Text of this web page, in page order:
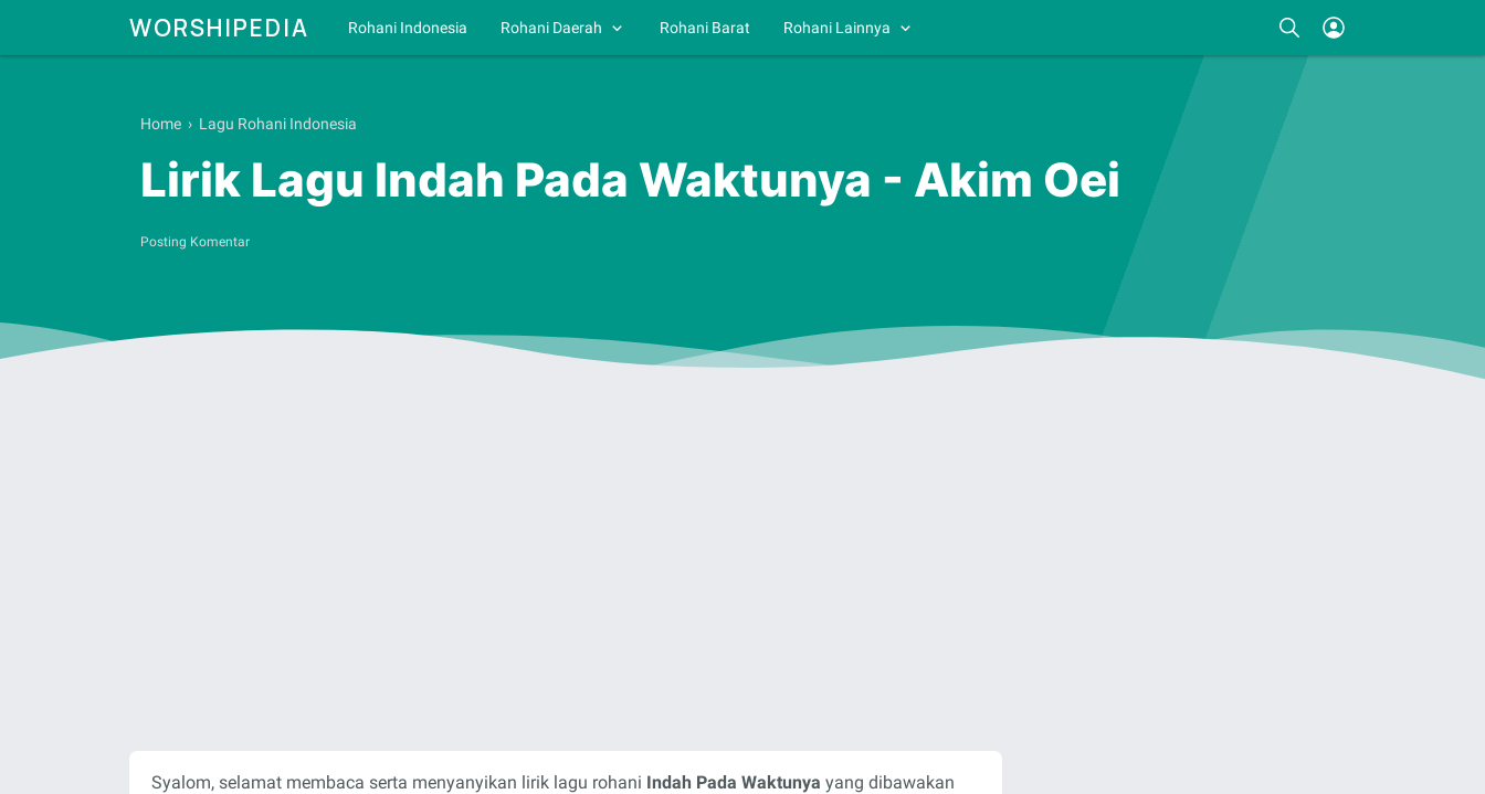
WORSHIPEDIA Rohani Indonesia Rohani Daerah Rohani Barat Rohani Lainnya
Home › Lagu Rohani Indonesia
Lirik Lagu Indah Pada Waktunya - Akim Oei
Posting Komentar
Syalom, selamat membaca serta menyanyikan lirik lagu rohani Indah Pada Waktunya yang dibawakan